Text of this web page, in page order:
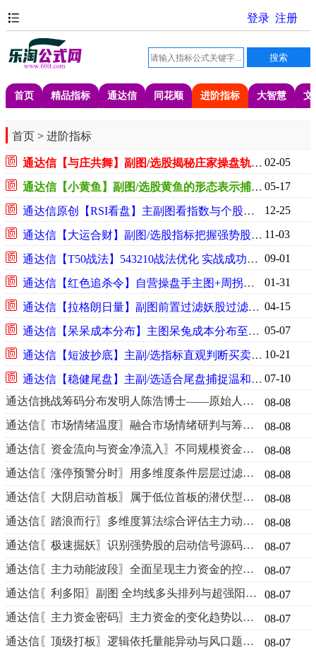
首页 精品指标 通达信 同花顺 进阶指标 大智慧 文
首页 > 进阶指标
通达信【与庄共舞】副图/选股揭秘庄家操盘轨迹跟庄源码 02-05
通达信【小黄鱼】副图/选股黄鱼的形态表示捕捉最强拉升段源码 05-17
通达信原创【RSI看盘】主副图看指数与个股两相宜无未来函数源码 12-25
通达信【大运合财】副图/选股指标把握强势股起涨点趋势与动量的多维验证源码 11-03
通达信【T50战法】543210战法优化 实战成功率远高于其他版本源码 09-01
通达信【红色追杀令】自营操盘手主图+周拐点起爆副图指标源码 01-31
通达信【拉格朗日量】副图前置过滤妖股过滤器用微观粒子分支选股源码 04-15
通达信【呆呆成本分布】主图呆兔成本分布至尊筹码成本带状锁定主力筹码高低点源码 05-07
通达信【短波抄底】主副/选指标直观判断买卖时机实现短线精准抄底源码 10-21
通达信【稳健尾盘】主副/选适合尾盘捕捉温和上涨过程中稳健介入机会源码
07-10
通达信挑战筹码分布发明人陈浩博士——原始人的〖浮筹指标〗源码副图
08-08
通达信〖市场情绪温度〗融合市场情绪研判与筹码结构分析工具源码
08-08
通达信〖资金流向与资金净流入〗不同规模资金买卖差额的量化分析源码
08-08
通达信〖涨停预警分时〗用多维度条件层层过滤分时主图指标源码
08-08
通达信〖大阴启动首板〗属于低位首板的潜伏型选股思路指标源码
08-08
通达信〖踏浪而行〗多维度算法综合评估主力动能与筹码分布状况源码
08-08
通达信〖极速掘妖〗识别强势股的启动信号源码分享
08-07
通达信〖主力动能波段〗全面呈现主力资金的控盘强度源码
08-07
通达信〖利多阳〗副图 全均线多头排列与超强阳线选股策略 源码
08-07
通达信〖主力资金密码〗主力资金的变化趋势以及短线进出场节奏源码
08-07
通达信〖顶级打板〗逻辑依托量能异动与风口题材双重验证机制源码
08-07